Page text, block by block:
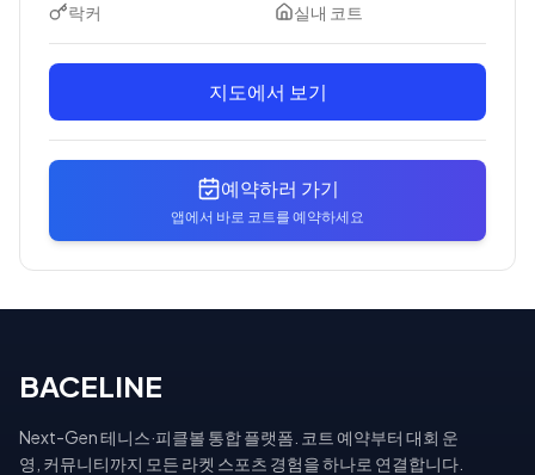
락커
실내 코트
지도에서 보기
예약하러 가기
앱에서 바로 코트를 예약하세요
BACELINE
Next-Gen 테니스·피클볼 통합 플랫폼. 코트 예약부터 대회 운
영, 커뮤니티까지 모든 라켓 스포츠 경험을 하나로 연결합니다.